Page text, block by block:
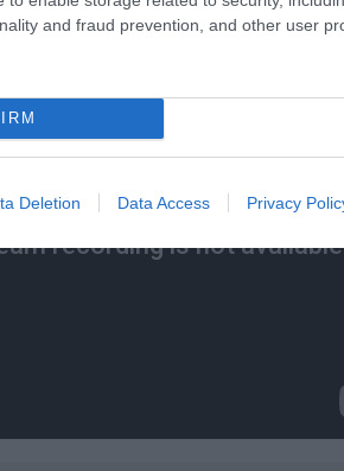
and fraud prevention, and other user
Deletion Data Access Privacy
της Ουκρανίας.